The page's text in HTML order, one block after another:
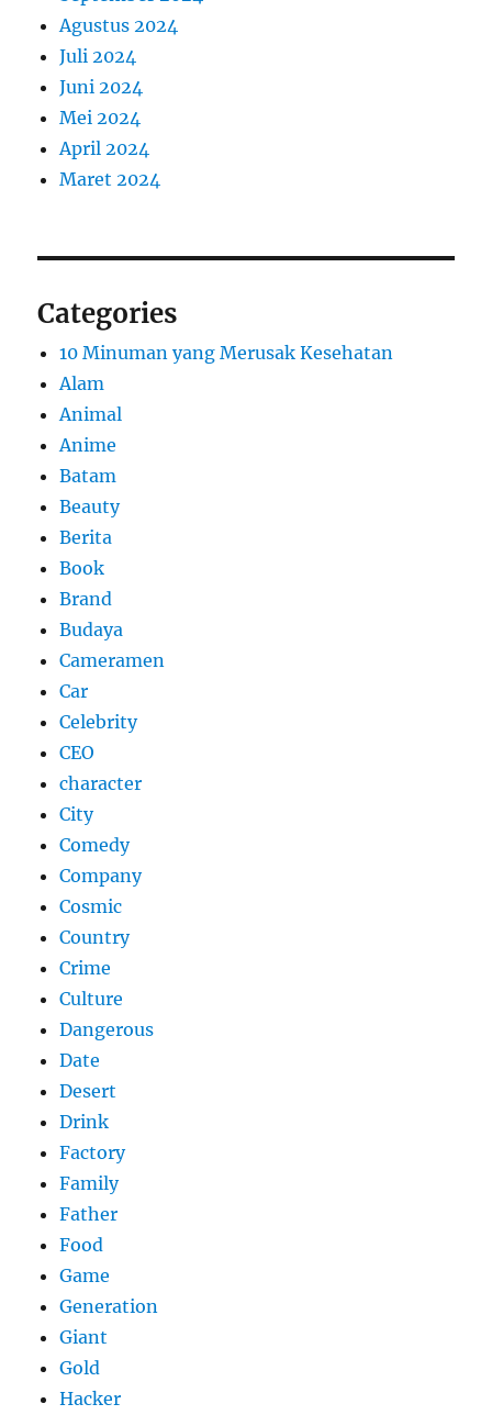
Agustus 2024
Juli 2024
Juni 2024
Mei 2024
April 2024
Maret 2024
Categories
10 Minuman yang Merusak Kesehatan
Alam
Animal
Anime
Batam
Beauty
Berita
Book
Brand
Budaya
Cameramen
Car
Celebrity
CEO
character
City
Comedy
Company
Cosmic
Country
Crime
Culture
Dangerous
Date
Desert
Drink
Factory
Family
Father
Food
Game
Generation
Giant
Gold
Hacker